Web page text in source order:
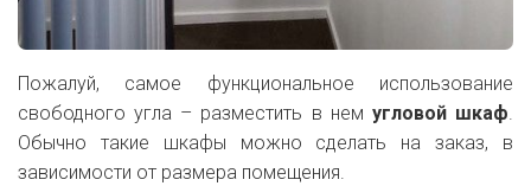
Пожалуй, самое функциональное использование
свободного угла – разместить в нем угловой шкаф.
Обычно такие шкафы можно сделать на заказ, в
зависимости от размера помещения.